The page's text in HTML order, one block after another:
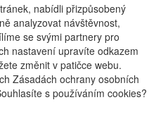
nabídli přizpůsobený
analyzovat návštěvnost,
se svými partnery pro
nastavení upravíte odkazem
změnit v patičce webu.
Zásadách ochrany osobních
s používáním cookies?